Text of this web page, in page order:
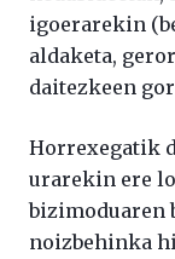
igoerarekin
aldaketa,
daitezkeen
Horrexegatik
urarekin ere
bizimoduaren
noizbehinka